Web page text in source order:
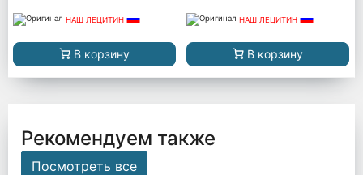
НАШ ЛЕЦИТИН
В корзину
НАШ ЛЕЦИТИН
В корзину
Рекомендуем также
Посмотреть все